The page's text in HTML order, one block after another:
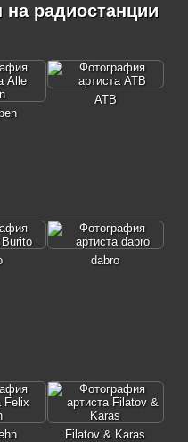
радиостанции
ATB
dabro
Filatov & Karas